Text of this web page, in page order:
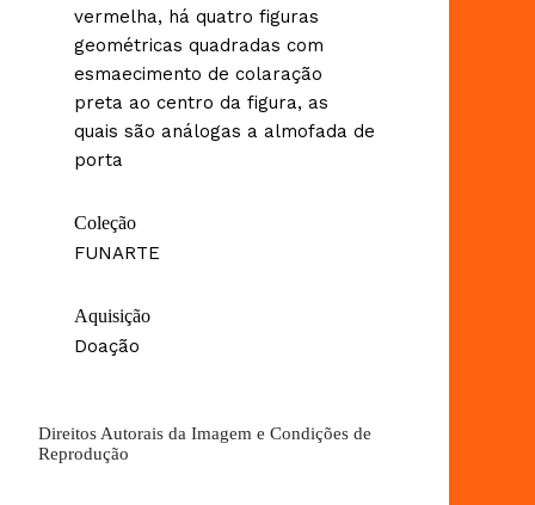
vermelha, há quatro figuras
geométricas quadradas com
esmaecimento de colaração
preta ao centro da figura, as
quais são análogas a almofada de
porta
Coleção
FUNARTE
Aquisição
Doação
Direitos Autorais da Imagem e Condições de
Reprodução